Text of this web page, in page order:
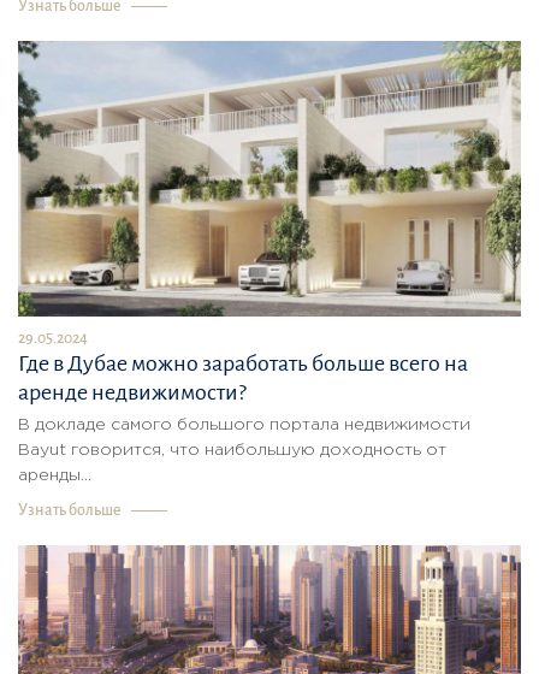
Узнать больше
29.05.2024
Где в Дубае можно заработать больше всего на
аренде недвижимости?
В докладе самого большого портала недвижимости
Bayut говорится, что наибольшую доходность от
аренды...
Узнать больше